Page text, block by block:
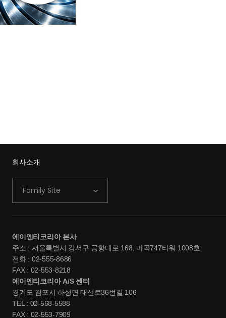
회사소개
Family Site
에이엔티코리아 본사
주소 : 서울특별시 강서구 공항대로 168, 마곡747타워 1008호
전화 : 02-555-8686
FAX : 02-553-8218
에이엔티코리아 A/S 센터
경기도 김포시 하성면 태산로36번길 106
TEL : 02-568-5588
FAX : 02-553-7909